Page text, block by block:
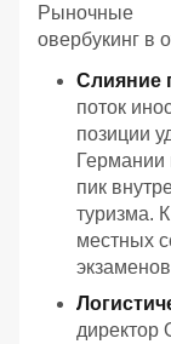
Рыночные
овербукинг в
Слияние
поток
позиции
Германии
пик
туризма.
местных
директор